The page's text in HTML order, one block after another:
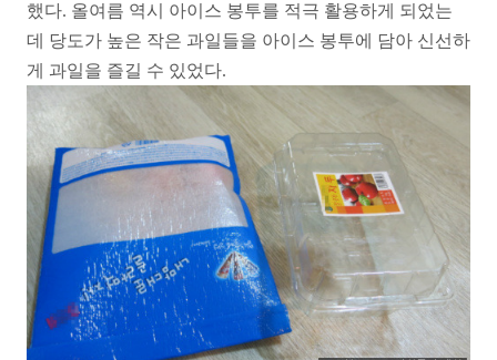
했다. 올여름 역시 아이스 봉투를 적극 활용하게 되었는
데 당도가 높은 작은 과일들을 아이스 봉투에 담아 신선하
게 과일을 즐길 수 있었다.